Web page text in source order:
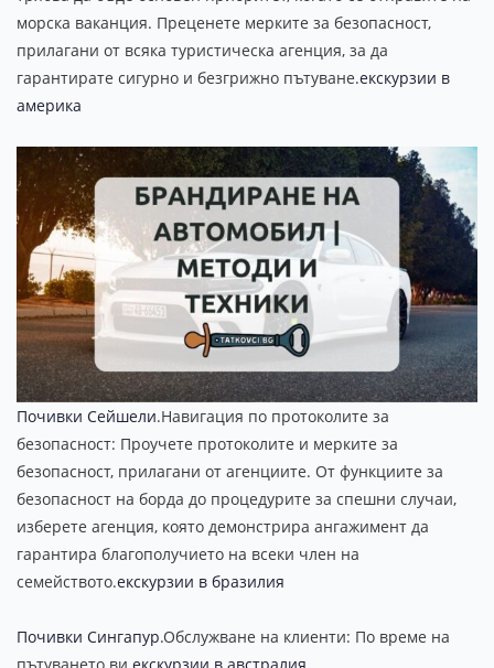
морска ваканция. Преценете мерките за безопасност,
прилагани от всяка туристическа агенция, за да
гарантирате сигурно и безгрижно пътуване.екскурзии в
америка
Почивки Сейшели.Навигация по протоколите за
безопасност: Проучете протоколите и мерките за
безопасност, прилагани от агенциите. От функциите за
безопасност на борда до процедурите за спешни случаи,
изберете агенция, която демонстрира ангажимент да
гарантира благополучието на всеки член на
семейството.екскурзии в бразилия
Почивки Сингапур.Обслужване на клиенти: По време на